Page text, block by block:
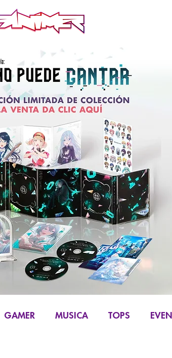
GAMER MUSICA TOPS